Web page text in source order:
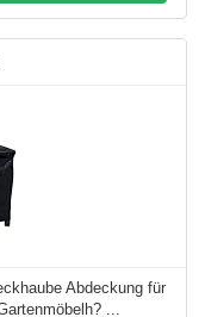
Abdeckung für
...